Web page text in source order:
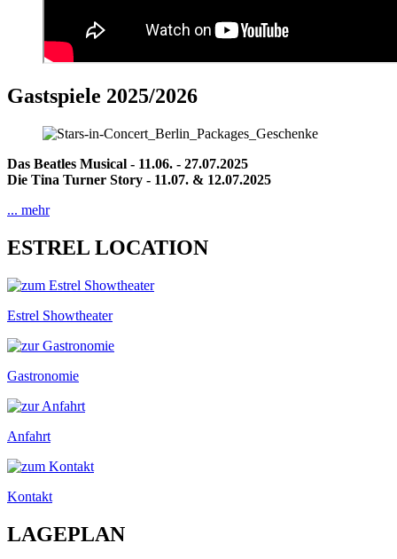
Gastspiele 2025/2026
Das Beatles Musical - 11.06. - 27.07.2025
Die Tina Turner Story - 11.07. & 12.07.2025
... mehr
ESTREL LOCATION
Estrel Showtheater
Gastronomie
Anfahrt
Kontakt
LAGEPLAN